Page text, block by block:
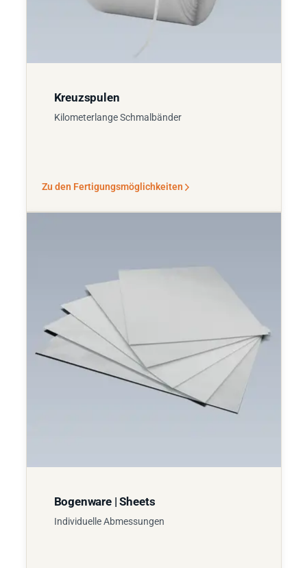
Kreuzspulen
Kilometerlange Schmalbänder
Zu den Fertigungsmöglichkeiten
Bogenware | Sheets
Individuelle Abmessungen